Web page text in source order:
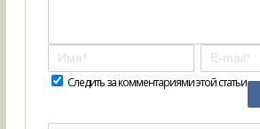
Следить за комментариями этой статьи